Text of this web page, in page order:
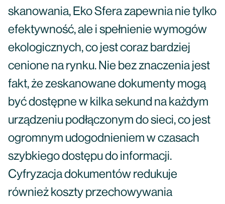
skanowania, Eko Sfera zapewnia nie tylko
efektywność, ale i spełnienie wymogów
ekologicznych, co jest coraz bardziej
cenione na rynku. Nie bez znaczenia jest
fakt, że zeskanowane dokumenty mogą
być dostępne w kilka sekund na każdym
urządzeniu podłączonym do sieci, co jest
ogromnym udogodnieniem w czasach
szybkiego dostępu do informacji.
Cyfryzacja dokumentów redukuje
również koszty przechowywania